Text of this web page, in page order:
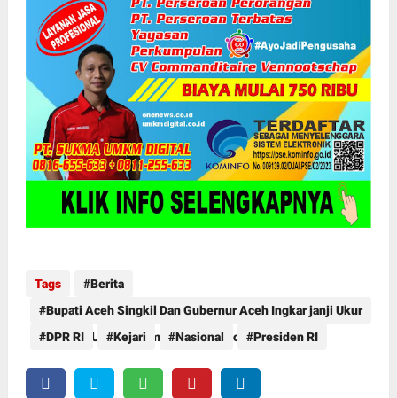
Tags
Berita
Bupati Aceh Singkil Dan Gubernur Aceh Ingkar janji Ukur
Ulang HGU Dan Plasma Diduga Bohong Belaka.
DPR RI Kejari Nasional Presiden RI